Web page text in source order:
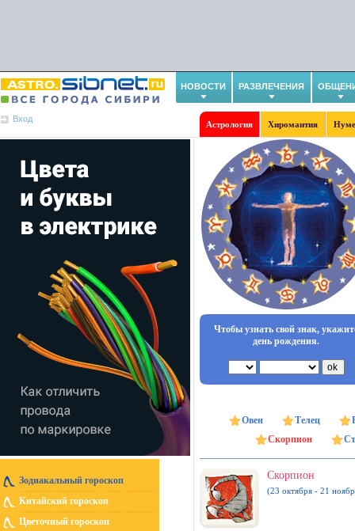
НОВОСТИ РАЗВЛЕЧЕНИЯ
Вход
Астрология Хиромантия
Зодиакальный гороскоп
Китайский гороскоп
Цветочный гороскоп
Чтобы узнать свой знак,
день рождения.
Овен Телец
Скорпион
Скорпион
(23 октября - 21